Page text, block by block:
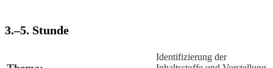
3.–5. Stunde
Identifizierung der